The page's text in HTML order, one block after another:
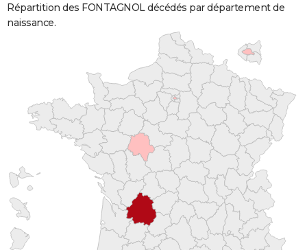
Répartition des FONTAGNOL décédés par département de
naissance.